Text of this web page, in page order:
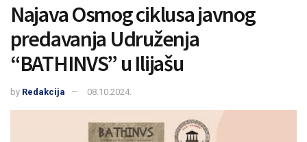
Najava Osmog ciklusa javnog
predavanja Udruženja
“BATHINVS” u Ilijašu
by Redakcija 08.10.2024.